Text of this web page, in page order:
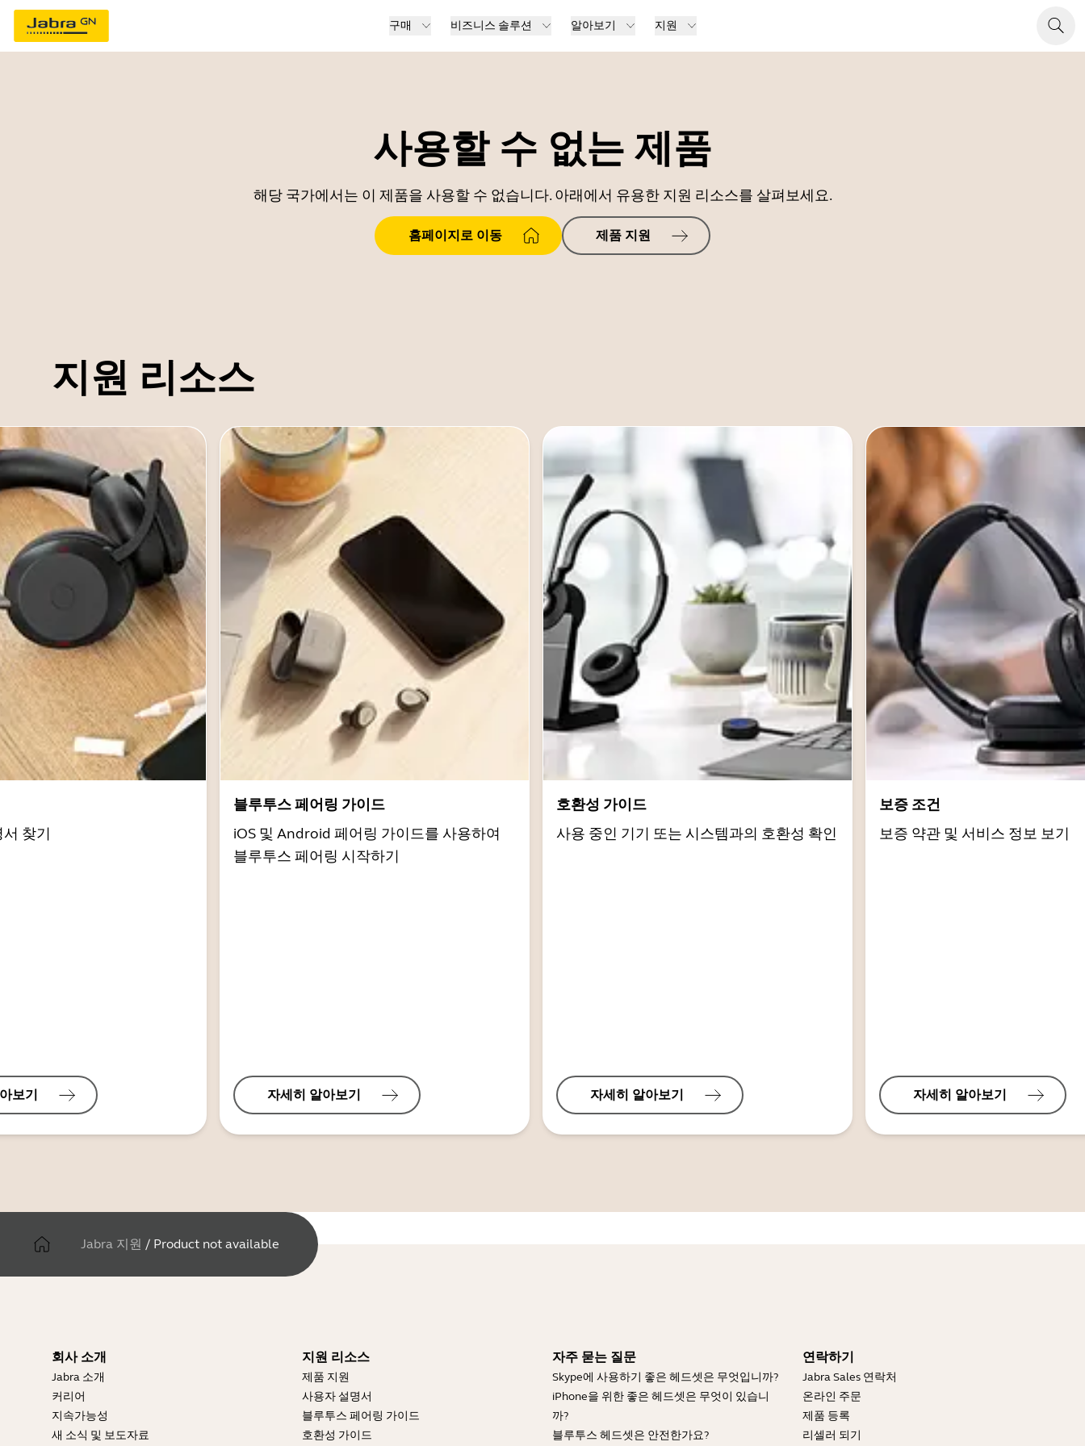
구매 비즈니스 솔루션 알아보기 지원
사용할 수 없는 제품
해당 국가에서는 이 제품을 사용할 수 없습니다. 아래에서 유용한 지원 리소스를 살펴보세요.
홈페이지로 이동 제품 지원
지원 리소스
찾기
보기
블루투스 페어링 가이드
iOS 및 Android 페어링 가이드를 사용하여
블루투스 페어링 시작하기
자세히 알아보기
호환성 가이드
사용 중인 기기 또는 시스템과의 호환성 확인
자세히 알아보기
보증 조건
보증 약관 및 서비스 정보 보기
자세히 알아보기
Jabra 지원 / Product not available
회사 소개
Jabra 소개
커리어
지속가능성
새 소식 및 보도자료
지원 리소스
제품 지원
사용자 설명서
블루투스 페어링 가이드
호환성 가이드
자주 묻는 질문
Skype에 사용하기 좋은 헤드셋은 무엇입니까?
iPhone을 위한 좋은 헤드셋은 무엇이 있습니
까?
블루투스 헤드셋은 안전한가요?
연락하기
Jabra Sales 연락처
온라인 주문
제품 등록
리셀러 되기